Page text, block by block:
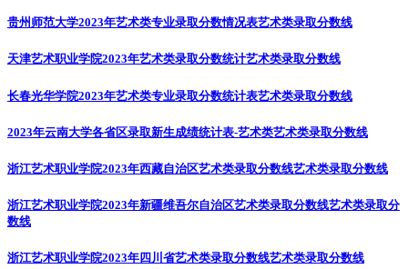
贵州师范大学2023年艺术类专业录取分数情况表艺术类录取分数线
天津艺术职业学院2023年艺术类录取分数统计艺术类录取分数线
长春光华学院2023年艺术类专业录取分数统计表艺术类录取分数线
2023年云南大学各省区录取新生成绩统计表-艺术类艺术类录取分数线
浙江艺术职业学院2023年西藏自治区艺术类录取分数线艺术类录取分数线
浙江艺术职业学院2023年新疆维吾尔自治区艺术类录取分数线艺术类录取分
数线
浙江艺术职业学院2023年四川省艺术类录取分数线艺术类录取分数线